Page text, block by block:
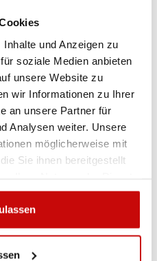
und Anzeigen zu
soziale Medien anbieten
unsere Website zu
wir Informationen zu Ihrer
an unsere Partner für
Analysen weiter. Unsere
möglicherweise mit
Sie ihnen bereitgestellt
lin stalowych, lin
w różnych rozmiarach.
kausze mogą być
typami lin.
w następujący